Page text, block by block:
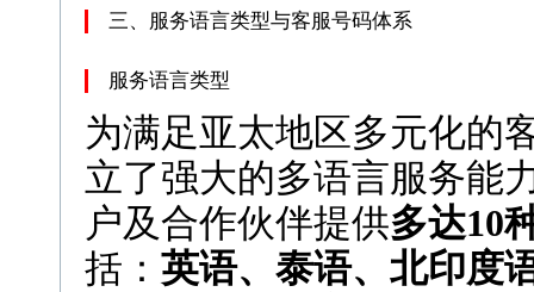
三、服务语言类型与客服号码体系
服务语言类型
为满足亚太地区多元化的
立了强大的多语言服务能
户及合作伙伴提供多达10
括： 英语、泰语、北印度